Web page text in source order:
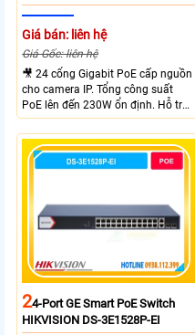
Giá bán: liên hệ
Giá Gốc: liên hệ
🎥 24 cổng Gigabit PoE cấp nguồn
cho camera IP. Tổng công suất
PoE lên đến 230W ổn định. Hỗ trợ
truyền PoE xa đến 300 mét. Băng
thông chuyển mạch đạt 68 Gbps
mạnh mẽ.
24-Port GE Smart PoE Switch
HIKVISION DS-3E1528P-EI